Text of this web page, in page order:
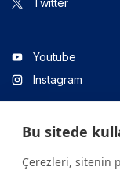
Twitter
Youtube
Instagram
Linkedin
Bu sitede
Çerezleri, sitenin